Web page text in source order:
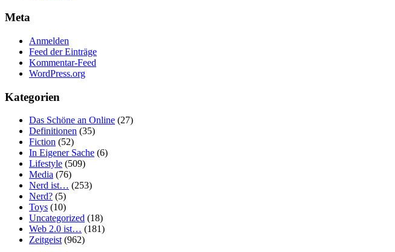
Meta
Anmelden
Feed der Einträge
Kommentar-Feed
WordPress.org
Kategorien
Das Schöne an Online (27)
Definitionen (35)
Fiction (52)
In Eigener Sache (6)
Lifestyle (509)
Media (76)
Nerd ist… (253)
Nerd? (5)
Toys (10)
Uncategorized (18)
Web 2.0 ist… (181)
Zeitgeist(962)